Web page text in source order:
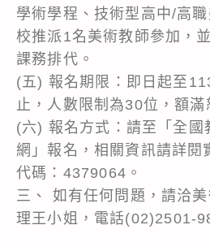
學術學程、技術型高中/高
校推派1名美術教師參加，
課務排代。
(五) 報名期限：即日起至
止，人數限制為30位，額滿
(六) 報名方式：請至「全國
網」報名，相關資訊請詳閱
代碼：4379064。
三、 如有任何問題，請洽
理王小姐，電話(02)2501-